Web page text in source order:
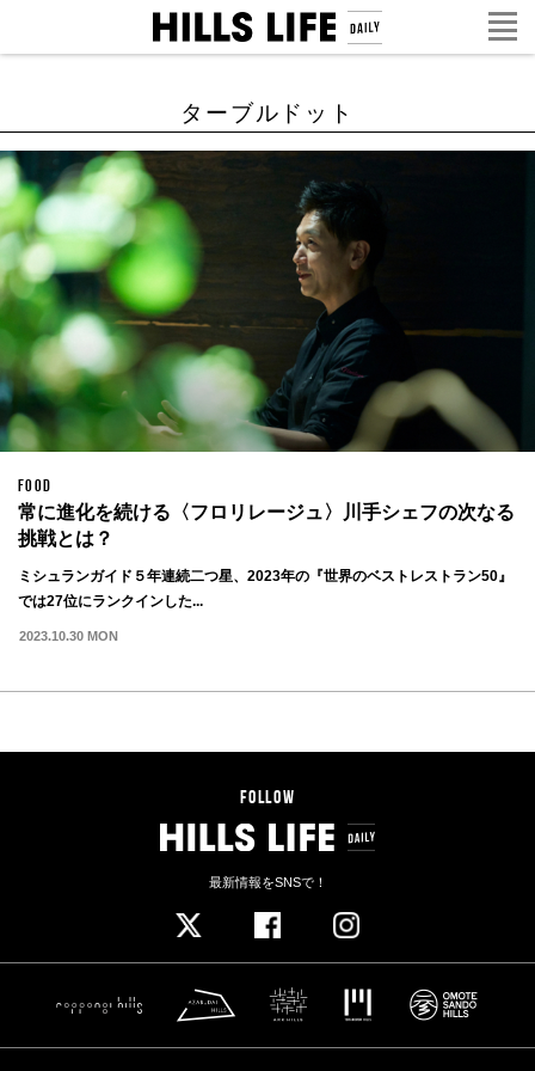
ターブルドット
FOOD
常に進化を続ける〈フロリレージュ〉川手シェフの次なる
挑戦とは？
ミシュランガイド５年連続二つ星、2023年の『世界のベストレストラン50』
では27位にランクインした...
2023.10.30 MON
FOLLOW
最新情報をSNSで！